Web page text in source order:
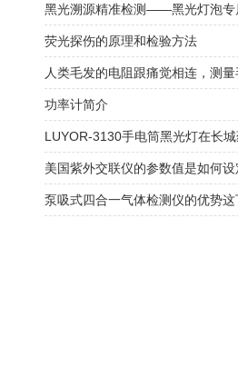
黑光溯源精准检测——黑光灯泡专
荧光探伤的原理和检验方法
功率计简介
LUYOR-3130手电筒黑光灯在长
美国紫外交联仪的参数值是如何设